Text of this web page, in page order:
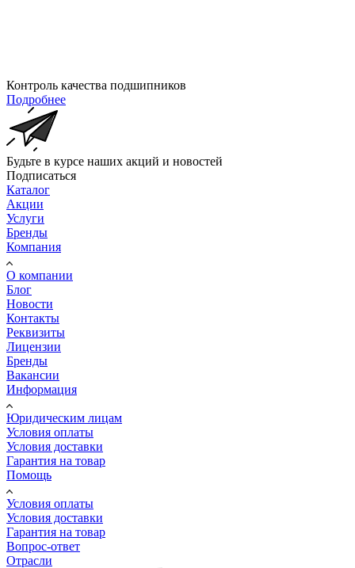
Контроль качества подшипников
Подробнее
Будьте в курсе наших акций и новостей
Подписаться
Каталог
Акции
Услуги
Бренды
Компания
О компании
Блог
Новости
Контакты
Реквизиты
Лицензии
Бренды
Вакансии
Информация
Юридическим лицам
Условия оплаты
Условия доставки
Гарантия на товар
Помощь
Условия оплаты
Условия доставки
Гарантия на товар
Вопрос-ответ
Отрасли